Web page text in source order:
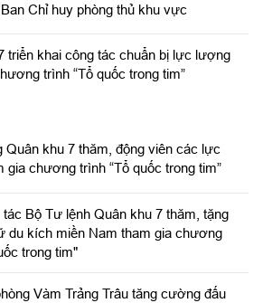
Chỉ huy phòng thủ khu vực
triển khai công tác chuẩn bị lực lượng
trình “Tổ quốc trong tim”
Quân khu 7 thăm, động viên các lực
gia chương trình “Tổ quốc trong tim”
Bộ Tư lệnh Quân khu 7 thăm, tặng
du kích miền Nam tham gia chương
trong tim"
Vàm Trảng Trâu tăng cường đấu